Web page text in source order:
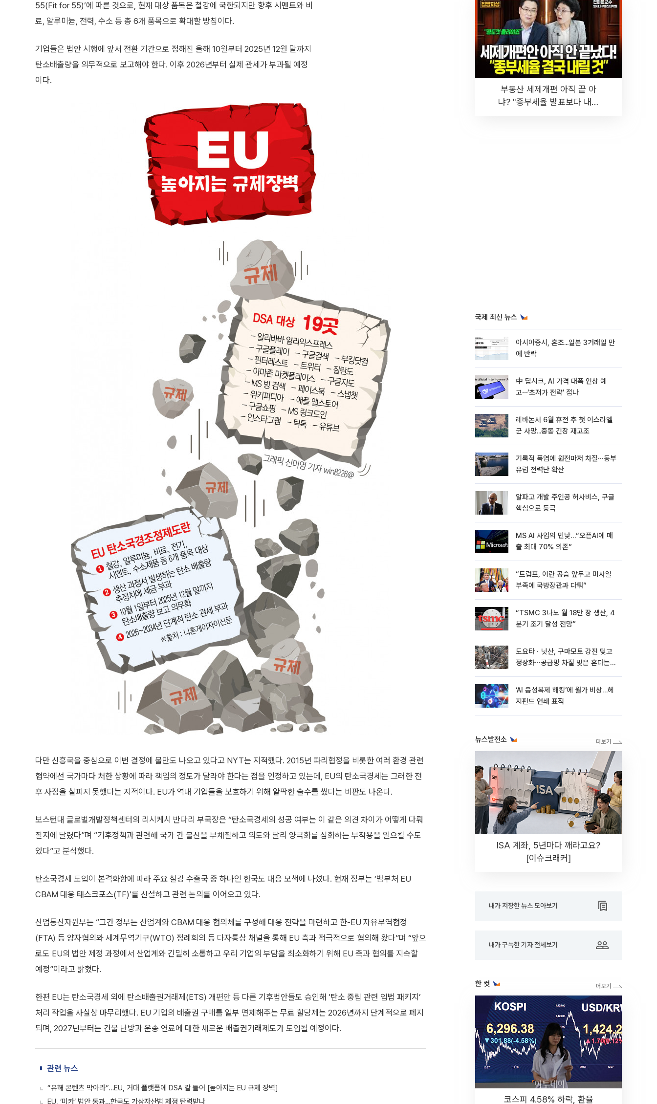
55(Fit for 55)’에 따른 것으로, 현재 대상 품목은 철강에 국한되지만 향후 시멘트와 비
료, 알루미늄, 전력, 수소 등 총 6개 품목으로 확대할 방침이다.
기업들은 법안 시행에 앞서 전환 기간으로 정해진 올해 10월부터 2025년 12월 말까지
탄소배출량을 의무적으로 보고해야 한다. 이후 2026년부터 실제 관세가 부과될 예정
이다.
다만 신흥국을 중심으로 이번 결정에 불만도 나오고 있다고 NYT는 지적했다. 2015년 파리협정을 비롯한 여러 환경 관련
협약에선 국가마다 처한 상황에 따라 책임의 정도가 달라야 한다는 점을 인정하고 있는데, EU의 탄소국경세는 그러한 전
후 사정을 살피지 못했다는 지적이다. EU가 역내 기업들을 보호하기 위해 얄팍한 술수를 썼다는 비판도 나온다.
보스턴대 글로벌개발정책센터의 리시케시 반다리 부국장은 “탄소국경세의 성공 여부는 이 같은 의견 차이가 어떻게 다뤄
질지에 달렸다”며 “기후정책과 관련해 국가 간 불신을 부채질하고 의도와 달리 양극화를 심화하는 부작용을 일으킬 수도
있다”고 분석했다.
탄소국경세 도입이 본격화함에 따라 주요 철강 수출국 중 하나인 한국도 대응 모색에 나섰다. 현재 정부는 ‘범부처 EU
CBAM 대응 태스크포스(TF)’를 신설하고 관련 논의를 이어오고 있다.
산업통산자원부는 “그간 정부는 산업계와 CBAM 대응 협의체를 구성해 대응 전략을 마련하고 한-EU 자유무역협정
(FTA) 등 양자협의와 세계무역기구(WTO) 정례회의 등 다자통상 채널을 통해 EU 측과 적극적으로 협의해 왔다”며 “앞으
로도 EU의 법안 제정 과정에서 산업계와 긴밀히 소통하고 우리 기업의 부담을 최소화하기 위해 EU 측과 협의를 지속할
예정”이라고 밝혔다.
한편 EU는 탄소국경세 외에 탄소배출권거래제(ETS) 개편안 등 다른 기후법안들도 승인해 ‘탄소 중립 관련 입법 패키지’
처리 작업을 사실상 마무리했다. EU 기업의 배출권 구매를 일부 면제해주는 무료 할당제는 2026년까지 단계적으로 폐지
되며, 2027년부터는 건물 난방과 운송 연료에 대한 새로운 배출권거래제도가 도입될 예정이다.
관련 뉴스
“유해 콘텐츠 막아라”…EU, 거대 플랫폼에 DSA 칼 들어 [높아지는 EU 규제 장벽]
EU, ‘미카’ 법안 통과…한국도 가상자산법 제정 탄력받나
부동산 세제개편 아직 끝 아
냐? "종부세율 발표보다 내릴
국제 최신 뉴스
아시아증시, 혼조...일본 3거래일 만
에 반락
中 딥시크, AI 가격 대폭 인상 예
고⋯‘초저가 전략’ 접나
레바논서 6월 휴전 후 첫 이스라엘
군 사망...중동 긴장 재고조
기록적 폭염에 원전마저 차질⋯동부
유럽 전력난 확산
알파고 개발 주인공 허사비스, 구글
핵심으로 등극
MS AI 사업의 민낯…“오픈AI에 매
출 최대 70% 의존”
“트럼프, 이란 공습 앞두고 미사일
부족에 국방장관과 다퉈”
“TSMC 3나노 월 18만 장 생산, 4
분기 조기 달성 전망”
도요타ㆍ닛산, 구마모토 강진 딪고
정상화⋯공급망 차질 빚은 혼다는
‘AI 음성복제 해킹‘에 월가 비상…헤
지펀드 연쇄 표적
뉴스발전소
ISA 계좌, 5년마다 깨라고요?
[이슈크래커]
내가 저장한 뉴스 모아보기
내가 구독한 기자 전체보기
한 컷
코스피 4.58% 하락, 환율